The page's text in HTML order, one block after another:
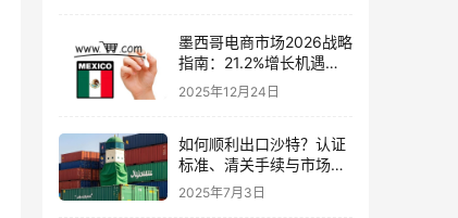
墨西哥电商市场2026战略
指南：21.2%增长机遇，
中国卖家如何借势破局？
（Ingstart合规支持）
2025年12月24日
如何顺利出口沙特？认证
标准、清关手续与市场准
入全攻略
2025年7月3日